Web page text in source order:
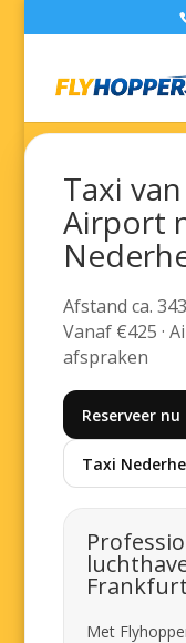
Taxi
Airport
Afstand ca.
Vanaf €425 ·
afspraken
Reserveer nu
Taxi
Met